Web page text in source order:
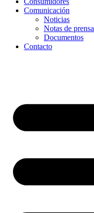
Comunicación
Noticias
Notas de prensa
Documentos
Contacto